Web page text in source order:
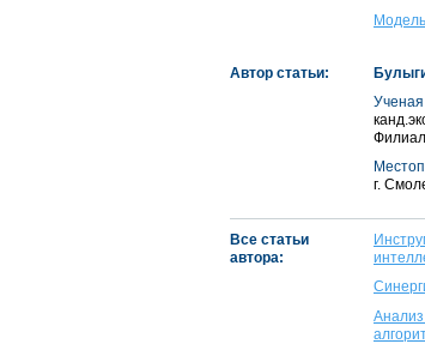
Автор статьи:
г.
Все статьи
автора: